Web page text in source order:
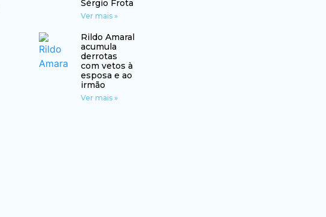
Sérgio Frota
Ver mais »
Rildo Amaral
acumula
derrotas
com vetos à
esposa e ao
irmão
Ver mais »